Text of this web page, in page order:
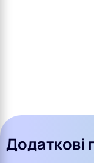
Додаткові